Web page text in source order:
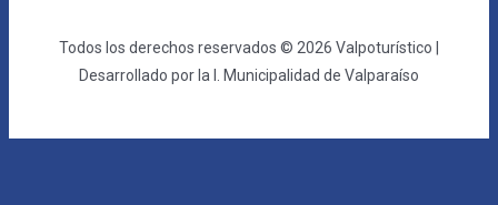
Todos los derechos reservados © 2026 Valpoturístico |
Desarrollado por la I. Municipalidad de Valparaíso